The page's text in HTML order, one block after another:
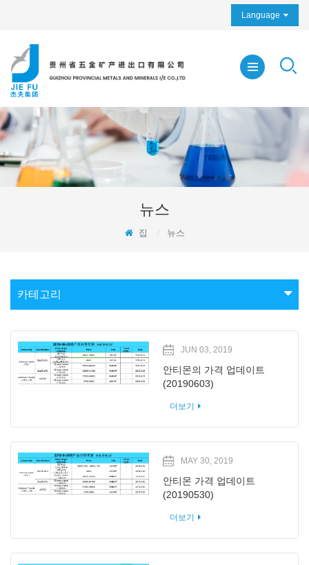
Language
뉴스
집 뉴스
카테고리
JUN 03, 2019
안티몬의 가격 업데이트
(20190603)
더보기
MAY 30, 2019
안티몬 가격 업데이트
(20190530)
더보기